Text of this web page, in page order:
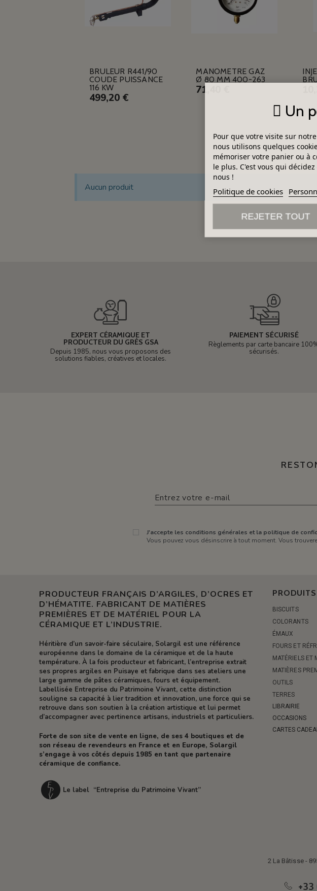
BRULEUR R441/90
COUDE PUISSANCE
116 KW
499,20 €
MANOMETRE GAZ
Ø 80 MM 400-263
71,40 €
Aucun produit
EXPERT CÉRAMIQUE ET
PRODUCTEUR DU GRÈS GSA
Depuis 1985, nous vous proposons des
solutions fiables, créatives et locales.
PAIEMENT SÉCURISÉ
Règlements par carte bancaire
sécurisés.
J'accepte les conditions générales et la politique de
Vous pouvez vous désinscrire à tout moment. Vous
PRODUCTEUR FRANÇAIS D’ARGILES, D’OCRES ET
D’HÉMATITE. FABRICANT DE MATIÈRES
PREMIÈRES ET DE MATÉRIEL POUR LA
CÉRAMIQUE ET L’INDUSTRIE.
Héritière d’un savoir-faire séculaire, Solargil est une référence
européenne dans le domaine de la céramique et de la haute
température. À la fois producteur et fabricant, l’entreprise extrait
ses propres argiles en Puisaye et fabrique dans ses ateliers une
large gamme de pâtes céramiques, fours et équipement.
Labellisée Entreprise du Patrimoine Vivant, cette distinction
souligne sa capacité à lier tradition et innovation, une force qui se
retrouve dans son soutien à la création artistique et lui permet
d’accompagner avec pertinence artisans, industriels et particuliers.
Forte de son site de vente en ligne, de ses 4 boutiques et de
son réseau de revendeurs en France et en Europe, Solargil
s’engage à vos côtés depuis 1985 en tant que partenaire
céramique de confiance.
Le label “Entreprise du Patrimoine Vivant”
PRODUITS
BISCUITS
COLORANTS
ÉMAUX
FOURS ET
MATÉRIELS ET
MATIÈRES
OUTILS
TERRES
LIBRAIRIE
OCCASIONS
CARTES
2 La Bâtisse -
Un
Pour que votre visite sur
nous utilisons quelques
mémoriser votre panier ou à
le plus. C'est vous qui
nous !
Politique de cookies
REJETER TOUT